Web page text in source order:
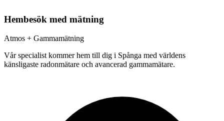
Hembesök med mätning
Atmos + Gammamätning
Vår specialist kommer hem till dig i Spånga med världens
känsligaste radonmätare och avancerad gammamätare.